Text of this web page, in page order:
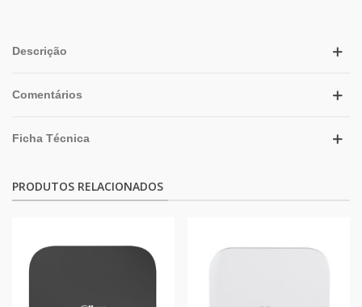
Descrição
Comentários
Ficha Técnica
PRODUTOS RELACIONADOS